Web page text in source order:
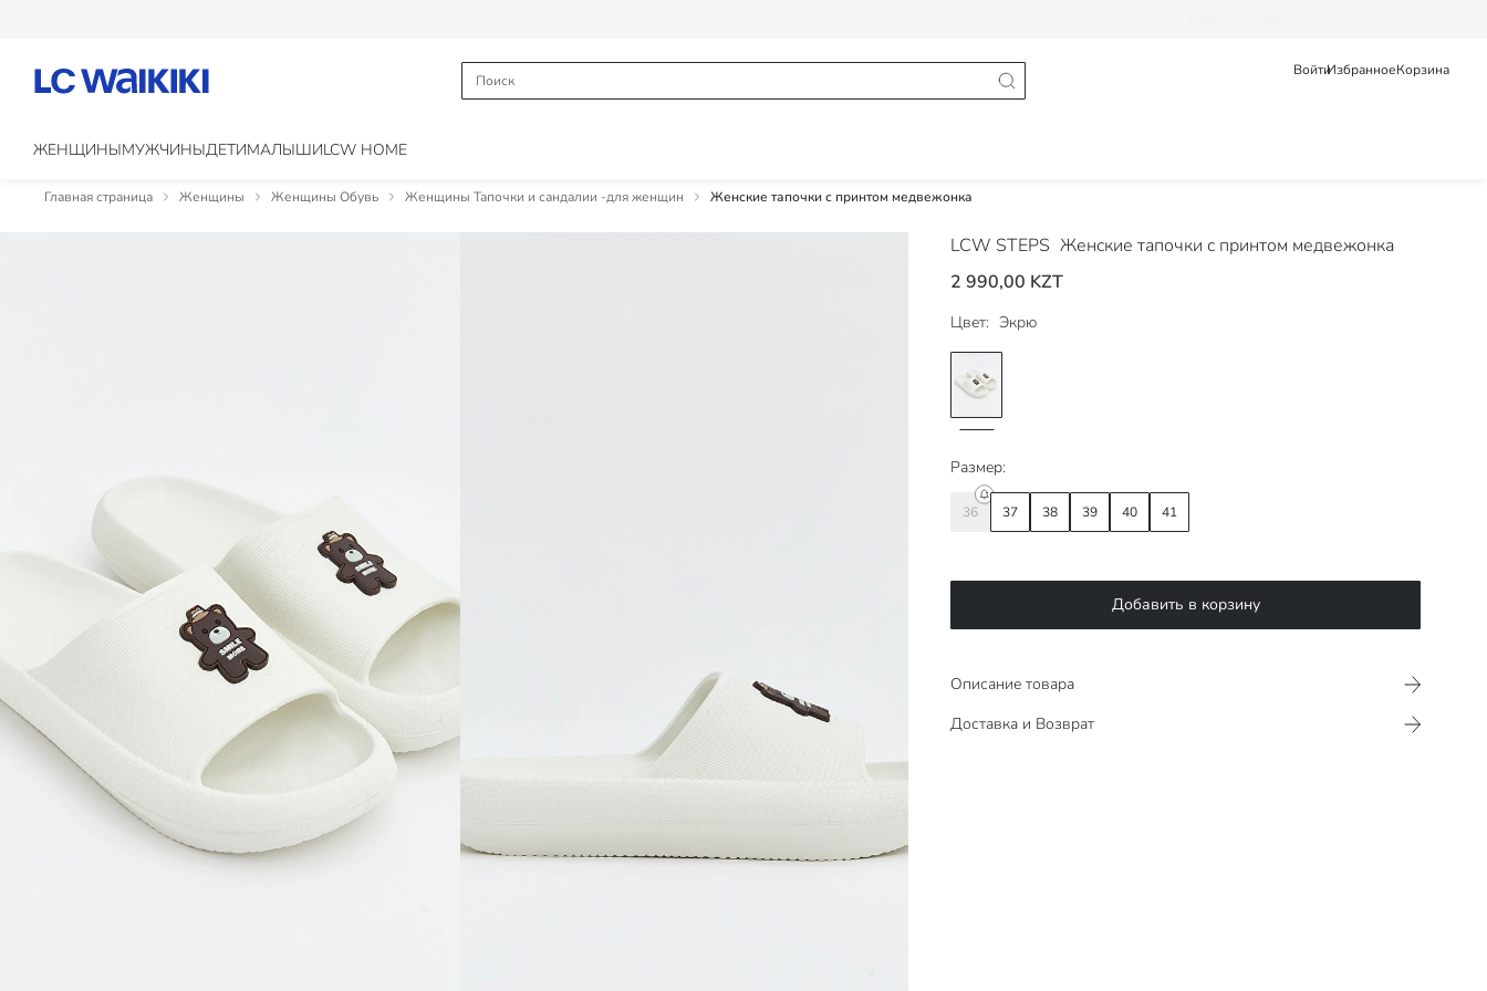
ВойтиИзбранноеКорзина
ЖЕНЩИНЫМУЖЧИНЫДЕТИМАЛЫШИLCW HOME
Главная страница Женщины Женщины Обувь Женщины Тапочки и сандалии -для женщин Женские тапочки с принтом медвежонка
LCW STEPS Женские тапочки с принтом медвежонка
2 990,00 KZT
Цвет: Экрю
Размер:
36 37 38 39 40 41
Добавить в корзину
Описание товара
Доставка и Возврат